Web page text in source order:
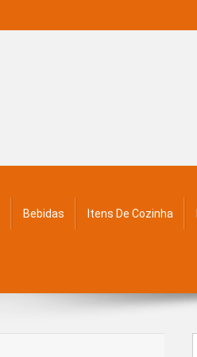
Bebidas Itens De Cozinha